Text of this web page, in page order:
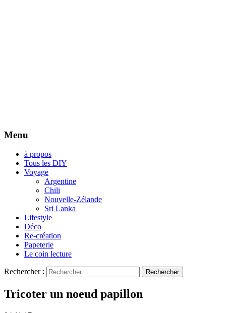
Menu
à propos
Tous les DIY
Voyage
Argentine
Chili
Nouvelle-Zélande
Sri Lanka
Lifestyle
Déco
Re-création
Papeterie
Le coin lecture
Rechercher :
Tricoter un noeud papillon